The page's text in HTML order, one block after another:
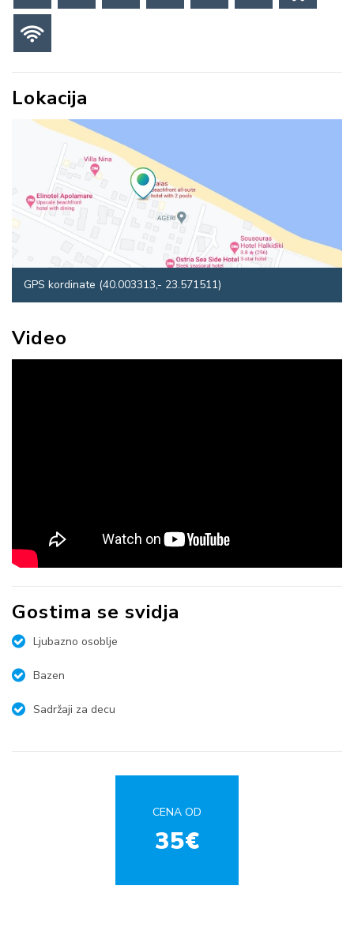
Lokacija
GPS kordinate (40.003313,- 23.571511)
Video
Gostima se svidja
Ljubazno osoblje
Bazen
Sadržaji za decu
CENA OD
35€